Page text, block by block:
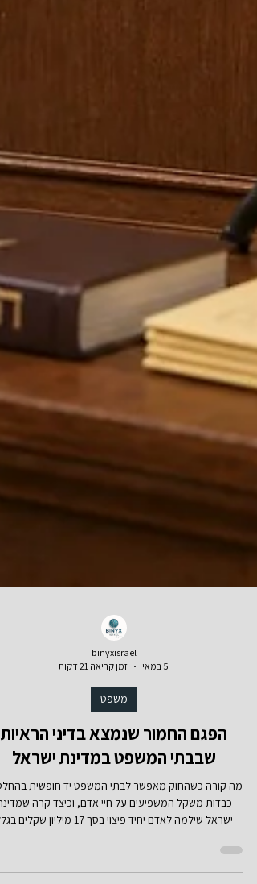
binyxisrael
זמן קריאה 21 דקות
משפט
הפגם החמור שנמצא בדיני הראיות
שבבתי המשפט במדינת ישראל
מה קורה כשהחוק מאפשר לבתי המשפט יד חופשית
פסק דין של השופט ברק, המכהן כיום כהנשיא השנוי